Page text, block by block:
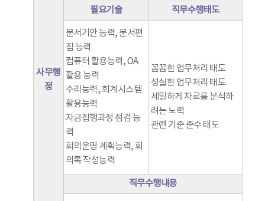
사무행
정
필요기술 직무수행태도
문서기안 능력, 문서편
집 능력
컴퓨터 활용능력, OA
활용 능력
수리능력, 회계시스템
활용능력
자금집행과정 점검 능
력
회의운영 계획능력, 회
의록 작성능력
꼼꼼한 업무처리 태도
성실한 업무처리 태도
세밀하게 자료를 분석하
려는 노력
관련 기준 준수 태도
직무수행내용